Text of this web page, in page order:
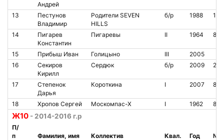
Андрей
13
Пестунов
Владимир
Родители SEVEN
HILLS
б/р 1988
14
Пигарев
Константин
Пигаревы II 1964
15 Прибыш Иван Голицыно III
2005
16
Секиров
Кирилл
Сердюк б/р 2009
17
Степенок
Дарья
Короткина I 2007
18 Хропов Сергей Москомпас-Х I 1962
Ж10 - 2014-2016 г.р
П/
п
Фамилия, имя Коллектив Квал. Год
№